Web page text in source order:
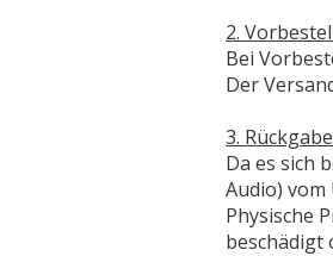
2.
Bei
Der
3.
Da es sich
Audio) vom
Physische
beschädigt